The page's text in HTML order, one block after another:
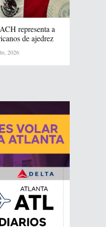
representa a
de ajedrez
2026